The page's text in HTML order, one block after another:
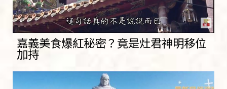
嘉義美食爆紅秘密？竟是灶君神明移位
加持